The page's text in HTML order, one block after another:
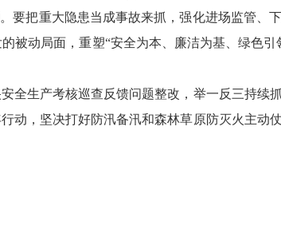
要把重大隐患当成事故来抓，强化进场监管、
被动局面，重塑“安全为本、廉洁为基、绿色引
生产考核巡查反馈问题整改，举一反三持续
动，坚决打好防汛备汛和森林草原防灭火主动